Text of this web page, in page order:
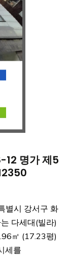
12 명가 제5
별시 강서구 화
다세대(빌라)
㎡ (17.23평)
세를